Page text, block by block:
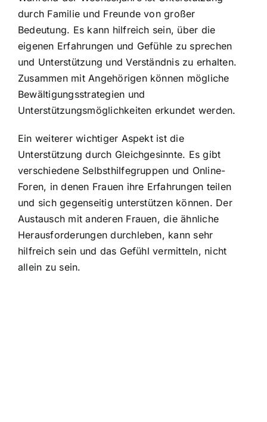
durch Familie und Freunde von großer
Bedeutung. Es kann hilfreich sein, über die
eigenen Erfahrungen und Gefühle zu sprechen
und Unterstützung und Verständnis zu erhalten.
Zusammen mit Angehörigen können mögliche
Bewältigungsstrategien und
Unterstützungsmöglichkeiten erkundet werden.
Ein weiterer wichtiger Aspekt ist die
Unterstützung durch Gleichgesinnte. Es gibt
verschiedene Selbsthilfegruppen und Online-
Foren, in denen Frauen ihre Erfahrungen teilen
und sich gegenseitig unterstützen können. Der
Austausch mit anderen Frauen, die ähnliche
Herausforderungen durchleben, kann sehr
hilfreich sein und das Gefühl vermitteln, nicht
allein zu sein.